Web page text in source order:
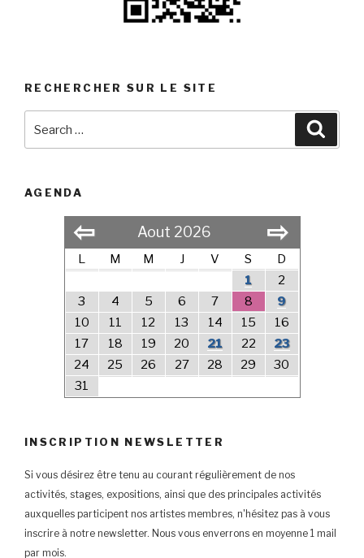
RECHERCHER SUR LE SITE
for:
AGENDA
⇦ Aout 2026 ⇨
L M M J V S
D
1
2
3
4 5 6 7 8
9
10
11 12 13 14 15
16
17
18 19 20 21 22
23
24
25 26 27 28 29
30
31
INSCRIPTION NEWSLETTER
Si vous désirez être tenu au courant régulièrement de nos
activités, stages, expositions, ainsi que des principales activités
auxquelles participent nos artistes membres, n'hésitez pas à vous
inscrire à notre newsletter. Nous vous enverrons en moyenne 1 mail
par mois.